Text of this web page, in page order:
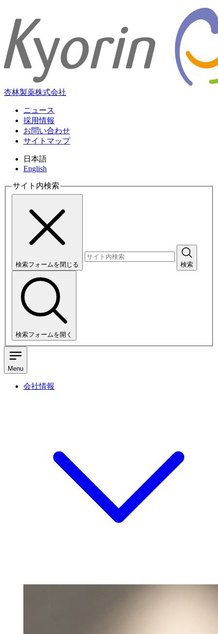
杏林製薬株式会社
ニュース
採用情報
お問い合わせ
サイトマップ
日本語
English
サイト内検索
検索フォームを閉じる 検索
検索フォームを開く
Menu
会社情報